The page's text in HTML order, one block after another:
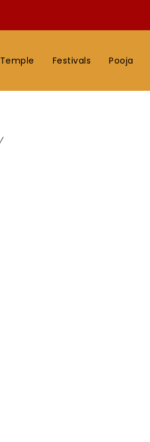
Temple Festivals Pooja